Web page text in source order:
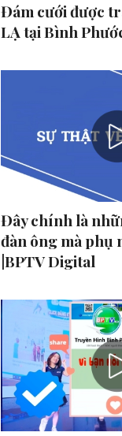
Đám cưới được
LẠ tại Bình
Đây chính là
đàn ông mà phụ
|BPTV Digital